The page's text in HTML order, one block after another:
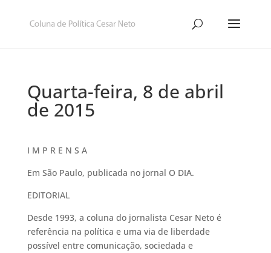
Quarta-feira, 8 de abril
de 2015
I M P R E N S A
Em São Paulo, publicada no jornal O DIA.
EDITORIAL
Desde 1993, a coluna do jornalista Cesar Neto é
referência na política e uma via de liberdade
possível entre comunicação, sociedada e